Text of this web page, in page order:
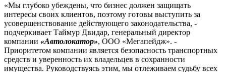
«Мы глубоко убеждены, что бизнес должен защищать
интересы своих клиентов, поэтому готовы выступить за
усовершенствование действующего законодательства, -
подчеркивает Таймур Двидар, генеральный директор
компании «Автолокатор», ООО «Мегапейдж». -
Приоритетом компании является безопасность транспортных
средств и уверенность их владельцев в сохранности
имущества. Руководствуясь этим, мы отлеживаем судьбу всех